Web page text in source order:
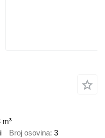
m³
Broj osovina 3